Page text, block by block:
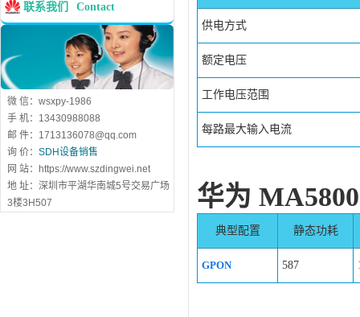
联系我们 Contact
微 信：wsxpy-1986
手 机：13430988088
邮 件：1713136078@qq.com
询 价： SDH设备销售
网 站：https://www.szdingwei.net
地 址：深圳市平湖华南城5号交易广场
3楼3H507
供电方式
额定电压
工作电压范围
每路最大输入电流
华为
典型配置 静态功耗
GPON 587